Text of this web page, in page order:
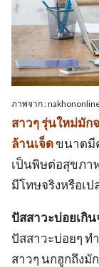
ภาพจาก :
สาวๆ รุ่นใหม่มัก
ล้านเจ็ดขนาดมี
เป็นพิษต่อสุขภา
มีโทษจริงหรือเ
ปัสสาวะบ่อยเกิ
ปัสสาวะบ่อยๆ ท
สาวๆ นกฮูกถึงมั